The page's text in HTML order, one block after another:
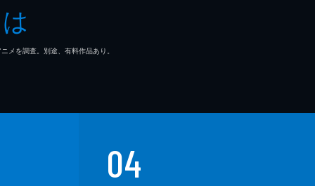
を調査。別途、有料作品あり。
04